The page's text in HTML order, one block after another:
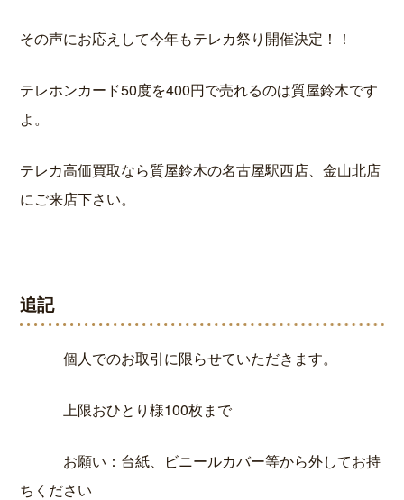
その声にお応えして今年もテレカ祭り開催決定！！
テレホンカード50度を400円で売れるのは質屋鈴木です
よ。
テレカ高価買取なら質屋鈴木の名古屋駅西店、金山北店
にご来店下さい。
追記
個人でのお取引に限らせていただきます。
上限おひとり様100枚まで
お願い：台紙、ビニールカバー等から外してお持
ちください